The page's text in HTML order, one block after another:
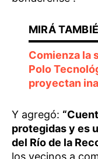
Comienza la
Polo
proyectan
Y agregó:
protegidas y es
del Río de la
los vecinos a